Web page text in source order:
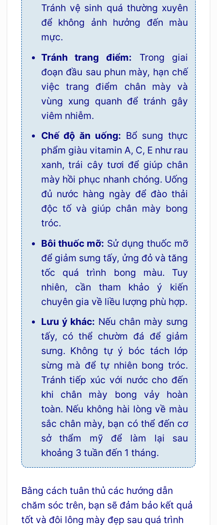
Tránh vệ sinh quá thường xuyên
để không ảnh hưởng đến màu
mực.
Tránh trang điểm: Trong giai
đoạn đầu sau phun mày, hạn chế
việc trang điểm chân mày và
vùng xung quanh để tránh gây
viêm nhiễm.
Chế độ ăn uống: Bổ sung thực
phẩm giàu vitamin A, C, E như rau
xanh, trái cây tươi để giúp chân
mày hồi phục nhanh chóng. Uống
đủ nước hàng ngày để đào thải
độc tố và giúp chân mày bong
tróc.
Bôi thuốc mỡ: Sử dụng thuốc mỡ
để giảm sưng tấy, ửng đỏ và tăng
tốc quá trình bong màu. Tuy
nhiên, cần tham khảo ý kiến
chuyên gia về liều lượng phù hợp.
Lưu ý khác: Nếu chân mày sưng
tấy, có thể chườm đá để giảm
sưng. Không tự ý bóc tách lớp
sừng mà để tự nhiên bong tróc.
Tránh tiếp xúc với nước cho đến
khi chân mày bong vảy hoàn
toàn. Nếu không hài lòng về màu
sắc chân mày, bạn có thể đến cơ
sở thẩm mỹ để làm lại sau
khoảng 3 tuần đến 1 tháng.
Bằng cách tuân thủ các hướng dẫn
chăm sóc trên, bạn sẽ đảm bảo kết quả
tốt và đôi lông mày đẹp sau quá trình